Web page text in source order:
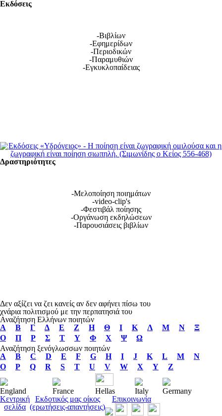
Εκδόσεις
-Βιβλίων
-Εφημερίδων
-Περιοδικών
-Παραμυθιών
-Εγκυκλοπαίδειας
Δραστηριότητες
-Μελοποίηση ποιημάτων
-video-clip's
-Φεστιβάλ ποίησης
-Οργάνωση εκδηλώσεων
-Παρουσιάσεις βιβλίων
Δεν αξίζει να ζει κανείς αν δεν αφήνει πίσω του
χνάρια πολιτισμού με την περπατησιά του
Αναζήτηση Ελλήνων ποιητών
Α
Β Γ Δ Ε Ζ Η Θ Ι Κ Λ Μ Ν
Ξ
Ο
Π Ρ Σ Τ Υ Φ Χ Ψ
Ω
Αναζήτηση ξενόγλωσσων ποιητών
A
B C D E F G H I J K L M
N
O
P Q R S T U V W X Y Z
England France Hellas Italy
Germany
Κεντρική
σελίδα
Εκδοτικός μας οίκος
(ερωτήσεις-απαντήσεις)
Επικοινωνία